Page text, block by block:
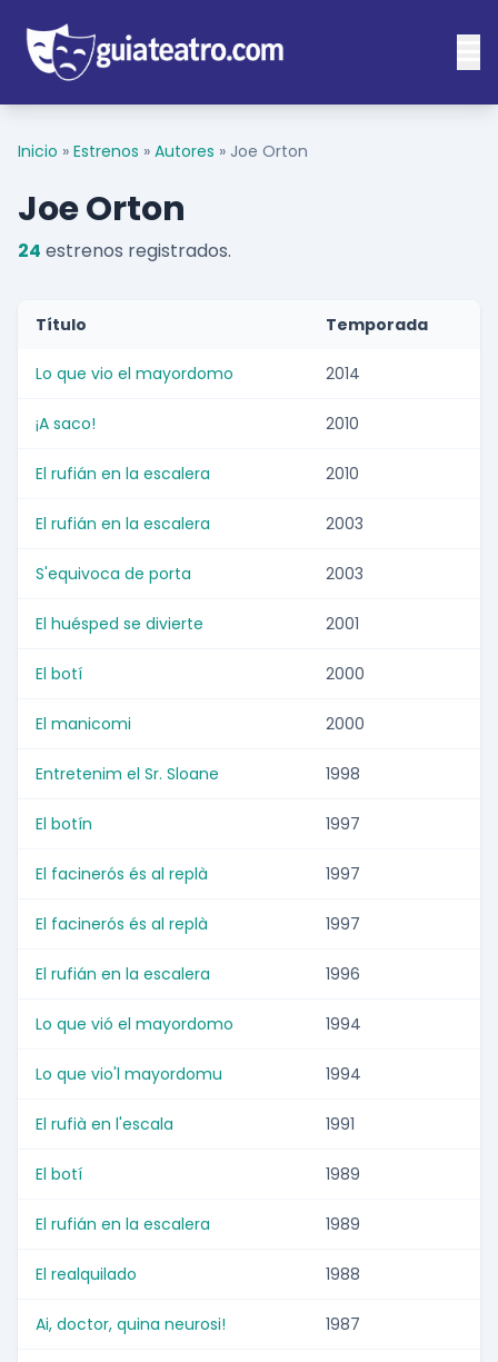
Inicio » Estrenos » Autores » Joe Orton
Joe Orton
24 estrenos registrados.
Título Temporada
Lo que vio el mayordomo 2014
¡A saco! 2010
El rufián en la escalera 2010
El rufián en la escalera 2003
S'equivoca de porta 2003
El huésped se divierte 2001
El botí 2000
El manicomi 2000
Entretenim el Sr. Sloane 1998
El botín 1997
El facinerós és al replà 1997
El facinerós és al replà 1997
El rufián en la escalera 1996
Lo que vió el mayordomo 1994
Lo que vio'l mayordomu 1994
El rufià en l'escala 1991
El botí 1989
El rufián en la escalera 1989
El realquilado 1988
Ai, doctor, quina neurosi! 1987